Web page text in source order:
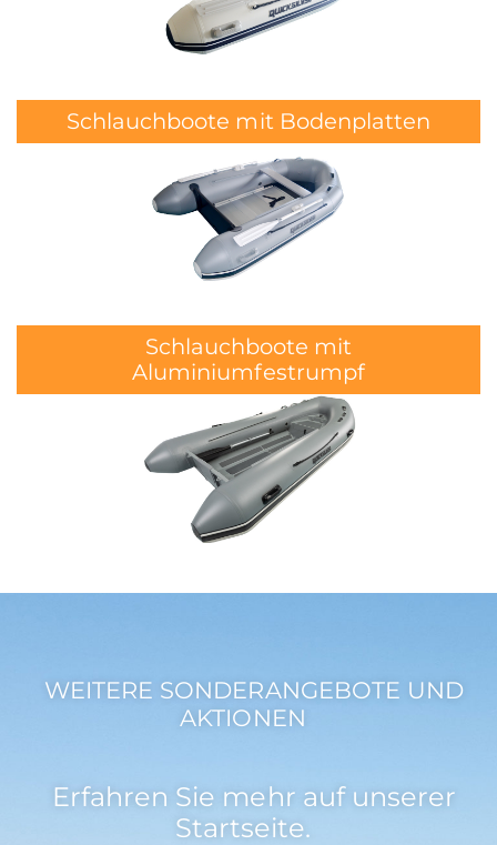
Schlauchboote mit Bodenplatten
Schlauchboote mit
Aluminiumfestrumpf
WEITERE SONDERANGEBOTE UND
AKTIONEN
Erfahren Sie mehr auf unserer
Startseite.